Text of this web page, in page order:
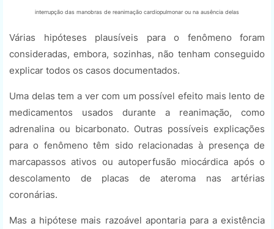
interrupção das manobras de reanimação cardiopulmonar ou na ausência delas
Várias hipóteses plausíveis para o fenômeno foram
consideradas, embora, sozinhas, não tenham conseguido
explicar todos os casos documentados.
Uma delas tem a ver com um possível efeito mais lento de
medicamentos usados ​​durante a reanimação, como
adrenalina ou bicarbonato. Outras possíveis explicações
para o fenômeno têm sido relacionadas à presença de
marcapassos ativos ou autoperfusão miocárdica após o
descolamento de placas de ateroma nas artérias
coronárias.
Mas a hipótese mais razoável apontaria para a existência